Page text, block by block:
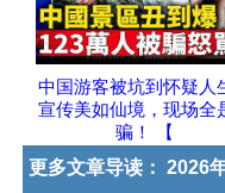
中国游客被坑到怀疑人
宣传美如仙境，现场全
骗！ 【
更多文章导读： 2026